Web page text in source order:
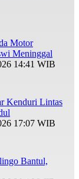
Motor
Meninggal
14:41 WIB
Kenduri Lintas
17:07 WIB
Bantul,